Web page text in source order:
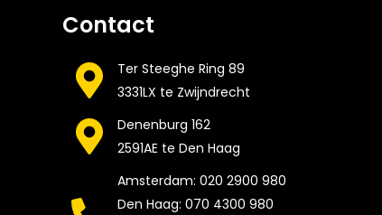
Contact
Ter Steeghe Ring 89
3331LX te Zwijndrecht
Denenburg 162
2591AE te Den Haag
Amsterdam: 020 2900 980
Den Haag: 070 4300 980